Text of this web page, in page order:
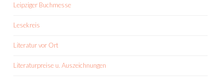
Leipziger Buchmesse
Lesekreis
Literatur vor Ort
Literaturpreise u. Auszeichnungen